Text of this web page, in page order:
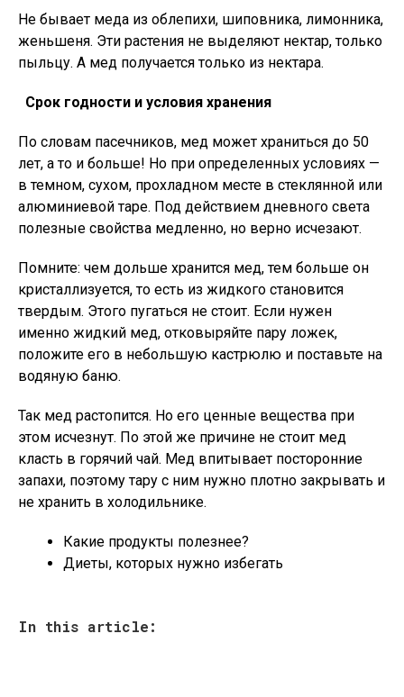
Не бывает меда из облепихи, шиповника, лимонника,
женьшеня. Эти растения не выделяют нектар, только
пыльцу. А мед получается только из нектара.
Срок годности и условия хранения
По словам пасечников, мед может храниться до 50
лет, а то и больше! Но при определенных условиях —
в темном, сухом, прохладном месте в стеклянной или
алюминиевой таре. Под действием дневного света
полезные свойства медленно, но верно исчезают.
Помните: чем дольше хранится мед, тем больше он
кристаллизуется, то есть из жидкого становится
твердым. Этого пугаться не стоит. Если нужен
именно жидкий мед, отковыряйте пару ложек,
положите его в небольшую кастрюлю и поставьте на
водяную баню.
Так мед растопится. Но его ценные вещества при
этом исчезнут. По этой же причине не стоит мед
класть в горячий чай. Мед впитывает посторонние
запахи, поэтому тару с ним нужно плотно закрывать и
не хранить в холодильнике.
Какие продукты полезнее?
Диеты, которых нужно избегать
In this article: